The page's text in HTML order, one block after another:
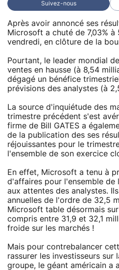
Suivez-nous
Après avoir annoncé ses
Microsoft a chuté de 7,03% à
vendredi, en clôture de la
Pourtant, le leader mondial
ventes en hausse (à 8,54
dégagé un bénéfice
prévisions des analystes (à
La source d'inquiétude des
trimestre précédent s'est
firme de Bill GATES a
de la publication des ses
réjouissantes pour le
l'ensemble de son exercice
En effet, Microsoft a tenu à
d'affaires pour l'ensemble de
aux attentes des analystes.
annuelles de l'ordre de 32,5
Microsoft table désormais
compris entre 31,9 et 32,1
froide sur les marchés !
Mais pour contrebalancer
rassurer les investisseurs sur
groupe, le géant américain a